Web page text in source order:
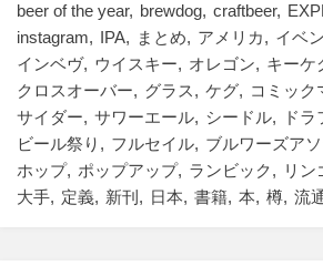
beer of the year brewdog craftbeer
instagram
IPA まとめ アメリカ イベ
インベヴ
ウイスキー オレゴン キーケ
クロスオーバー
グラス ケグ
コミック
サイダー
サワーエール シードル ドラ
ビール祭り
フルセイル
ブルワーズア
ホップ
ポップアップ ランビック リン
大手
定義 新刊 日本 書籍 本 樽 流